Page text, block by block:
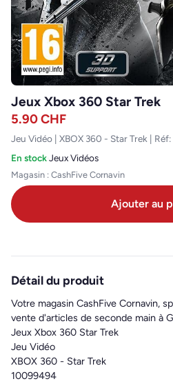
Jeux Xbox 360 Star Trek
5.90CHF
Jeu Vidéo | XBOX 360 - Star Trek |
En stock·Jeux Vidéos
Magasin : CashFive Cornavin
Ajouter au
Détail du produit
Votre magasin CashFive Cornavin,
vente d'articles de seconde main à
Jeux Xbox 360 Star Trek
Jeu Vidéo
XBOX 360 - Star Trek
10099494